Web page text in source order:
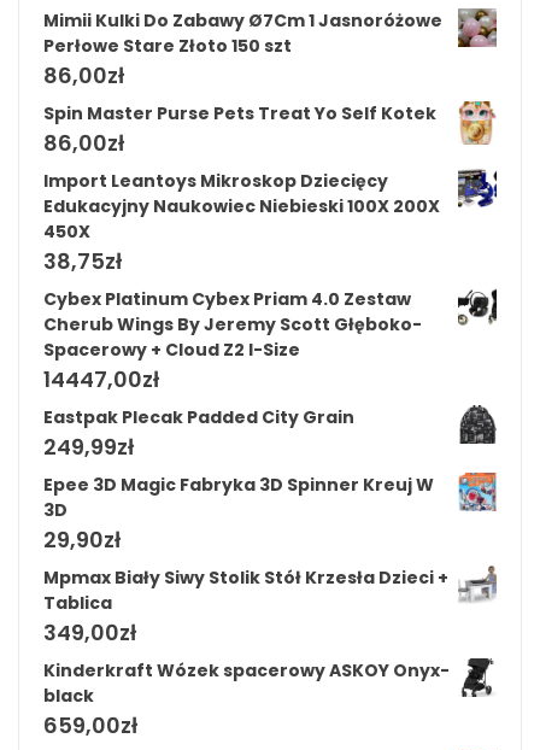
Mimii Kulki Do Zabawy Ø7Cm 1 Jasnoróżowe
Perłowe Stare Złoto 150 szt
86,00zł
Spin Master Purse Pets Treat Yo Self Kotek
86,00zł
Import Leantoys Mikroskop Dziecięcy
Edukacyjny Naukowiec Niebieski 100X 200X
450X
38,75zł
Cybex Platinum Cybex Priam 4.0 Zestaw
Cherub Wings By Jeremy Scott Głęboko-
Spacerowy + Cloud Z2 I-Size
14447,00zł
Eastpak Plecak Padded City Grain
249,99zł
Epee 3D Magic Fabryka 3D Spinner Kreuj W
3D
29,90zł
Mpmax Biały Siwy Stolik Stół Krzesła Dzieci +
Tablica
349,00zł
Kinderkraft Wózek spacerowy ASKOY Onyx-
black
659,00zł